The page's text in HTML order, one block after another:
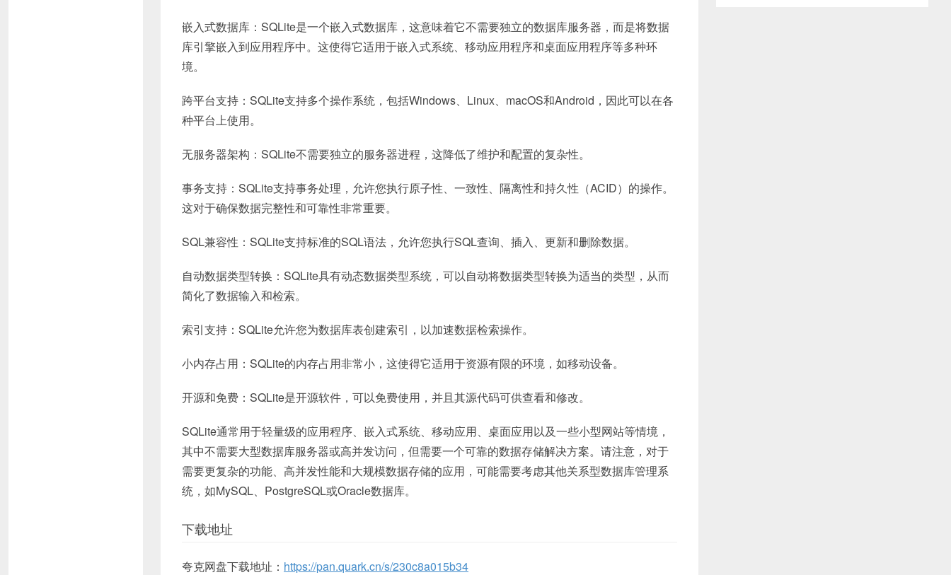
嵌入式数据库：SQLite是一个嵌入式数据库，这意味着它不需要独立的数据库服务器，而是将数据
库引擎嵌入到应用程序中。这使得它适用于嵌入式系统、移动应用程序和桌面应用程序等多种环
境。
跨平台支持：SQLite支持多个操作系统，包括Windows、Linux、macOS和Android，因此可以在各
种平台上使用。
无服务器架构：SQLite不需要独立的服务器进程，这降低了维护和配置的复杂性。
事务支持：SQLite支持事务处理，允许您执行原子性、一致性、隔离性和持久性（ACID）的操作。
这对于确保数据完整性和可靠性非常重要。
SQL兼容性：SQLite支持标准的SQL语法，允许您执行SQL查询、插入、更新和删除数据。
自动数据类型转换：SQLite具有动态数据类型系统，可以自动将数据类型转换为适当的类型，从而
简化了数据输入和检索。
索引支持：SQLite允许您为数据库表创建索引，以加速数据检索操作。
小内存占用：SQLite的内存占用非常小，这使得它适用于资源有限的环境，如移动设备。
开源和免费：SQLite是开源软件，可以免费使用，并且其源代码可供查看和修改。
SQLite通常用于轻量级的应用程序、嵌入式系统、移动应用、桌面应用以及一些小型网站等情境，
其中不需要大型数据库服务器或高并发访问，但需要一个可靠的数据存储解决方案。请注意，对于
需要更复杂的功能、高并发性能和大规模数据存储的应用，可能需要考虑其他关系型数据库管理系
统，如MySQL、PostgreSQL或Oracle数据库。
下载地址
夸克网盘下载地址： https://pan.quark.cn/s/230c8a015b34